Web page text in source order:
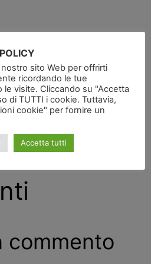
commento
sito Web per offrirti
ricordando le tue
visite. Cliccando su "Accetta
di TUTTI i cookie. Tuttavia,
cookie" per fornire un
Accetta tutti